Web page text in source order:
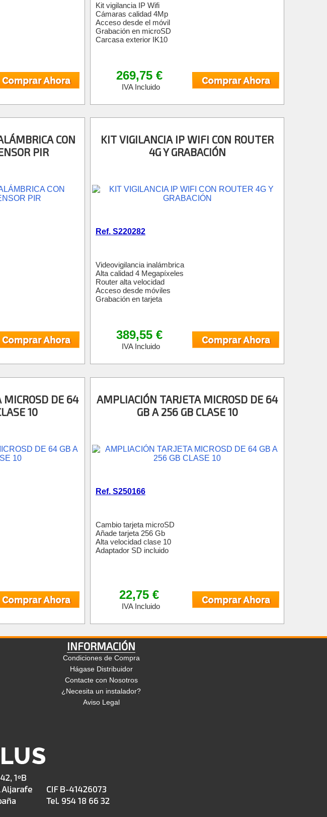
Kit vigilancia IP Wifi
Cámaras calidad 4Mp
Acceso desde el móvil
Grabación en microSD
Carcasa exterior IK10
269,75 €
IVA Incluido
CON
PIR
KIT VIGILANCIA IP WIFI CON ROUTER
4G Y GRABACIÓN
Ref. S220282
Videovigilancia inalámbrica
Alta calidad 4 Megapíxeles
Router alta velocidad
Acceso desde móviles
Grabación en tarjeta
389,55 €
IVA Incluido
MICROSD DE 64
10
AMPLIACIÓN TARJETA MICROSD DE 64
GB A 256 GB CLASE 10
Ref. S250166
Cambio tarjeta microSD
Añade tarjeta 256 Gb
Alta velocidad clase 10
Adaptador SD incluido
22,75 €
IVA Incluido
INFORMACIÓN
Condiciones de Compra
Hágase Distribuidor
Contacte con Nosotros
¿Necesita un instalador?
Aviso Legal